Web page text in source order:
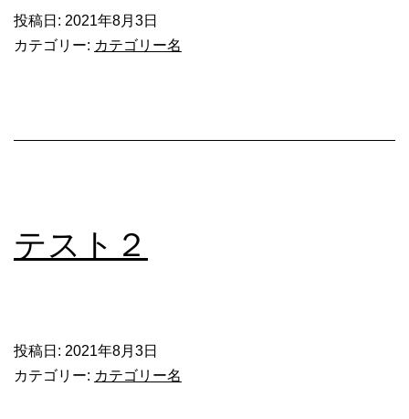
投稿日: 2021年8月3日
カテゴリー: カテゴリー名
テスト２
投稿日: 2021年8月3日
カテゴリー: カテゴリー名